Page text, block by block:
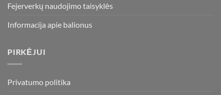
Fejerverkų naudojimo taisyklės
Informacija apie balionus
PIRKĖJUI
Privatumo politika